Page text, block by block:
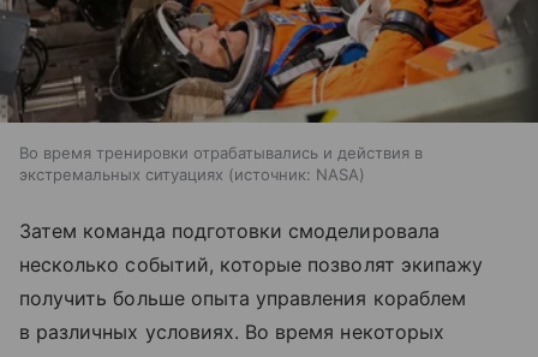
Во время тренировки отрабатывались и действия в
экстремальных ситуациях
источник: NASA
Затем команда подготовки смоделировала
несколько событий, которые позволят экипажу
получить больше опыта управления кораблем
в различных условиях. Во время некоторых